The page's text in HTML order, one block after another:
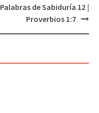
Palabras de Sabiduría 12 |
Proverbios 1:7